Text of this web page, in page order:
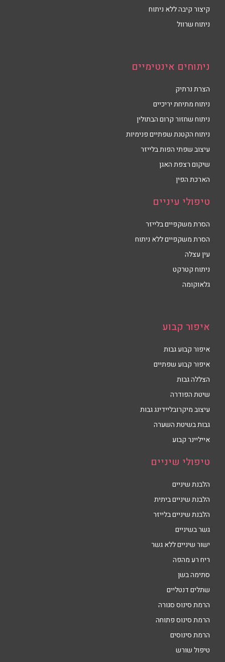
קיצור קיבה ללא ניתוח
ניתוח שרוול
ניתוחים אינטימיים
הצרת נרתיק
ניתוח מתיחת יריכיים
ניתוח שחזור קרום הבתולין
ניתוח הקטנת שפתיים פנימיות
עיצוב שפתי הפות בלייזר
שיקום רצפת האגן
הארכת הפין
טיפולי עיניים
הסרת משקפיים בלייזר
הסרת משקפיים ללא ניתוח
עין עצלה
ניתוח קטרקט
גלאוקומה
איפור קבוע
איפור קבוע גבות
איפור קבוע שפתיים
הצללה גבות
שיטת הפודרה
עיצוב מיקרובליידינג גבות
גבות בשיטת השערה
אייליינר קבוע
טיפולי שיניים
הלבנת שיניים
הלבנת שיניים ביתית
הלבנת שיניים בלייזר
גשר בשיניים
ישור שיניים ללא גשר
ריח רע מהפה
סתימה בשן
שתלים דנטליים
הרמת סינוס סגורה
הרמת סינוס פתוחה
הרמת סינוסים
טיפול שורש